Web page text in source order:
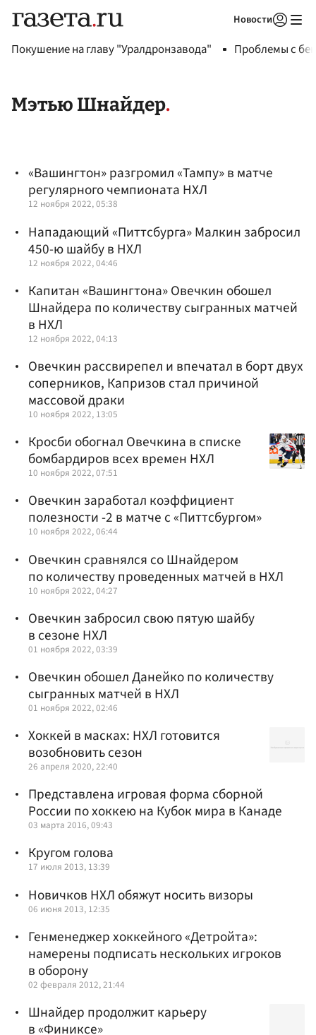
Новости
Покушение на главу "Уралдронзавода" Проблемы с
Мэтью Шнайдер
«Вашингтон» разгромил «Тампу» в матче
регулярного чемпионата НХЛ
12 ноября 2022, 05:38
Нападающий «Питтсбурга» Малкин забросил
450-ю шайбу в НХЛ
12 ноября 2022, 04:46
Капитан «Вашингтона» Овечкин обошел
Шнайдера по количеству сыгранных матчей
в НХЛ
12 ноября 2022, 04:13
Овечкин рассвирепел и впечатал в борт двух
соперников, Капризов стал причиной
массовой драки
10 ноября 2022, 13:05
Кросби обогнал Овечкина в списке
бомбардиров всех времен НХЛ
10 ноября 2022, 07:51
Овечкин заработал коэффициент
полезности -2 в матче с «Питтсбургом»
10 ноября 2022, 06:44
Овечкин сравнялся со Шнайдером
по количеству проведенных матчей в НХЛ
10 ноября 2022, 04:27
Овечкин забросил свою пятую шайбу
в сезоне НХЛ
01 ноября 2022, 03:39
Овечкин обошел Данейко по количеству
сыгранных матчей в НХЛ
01 ноября 2022, 02:46
Хоккей в масках: НХЛ готовится
возобновить сезон
26 апреля 2020, 22:40
Представлена игровая форма сборной
России по хоккею на Кубок мира в Канаде
03 марта 2016, 09:43
Кругом голова
17 июля 2013, 13:39
Новичков НХЛ обяжут носить визоры
06 июня 2013, 12:35
Генменеджер хоккейного «Детройта»:
намерены подписать нескольких игроков
в оборону
02 февраля 2012, 21:44
Шнайдер продолжит карьеру
в «Финиксе»